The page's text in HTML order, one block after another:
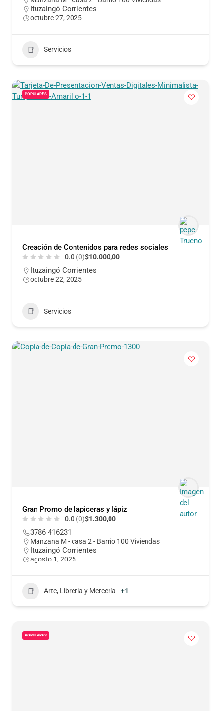
Ituzaingó Corrientes
octubre 27, 2025
Servicios
POPULARES
Creación de Contenidos para redes sociales
0.0 (0)$10.000,00
Ituzaingó Corrientes
octubre 22, 2025
Servicios
Gran Promo de lapiceras y lápiz
0.0 (0)$1.300,00
3786 416231
Manzana M - casa 2 - Barrio 100 Viviendas
Ituzaingó Corrientes
agosto 1, 2025
Arte, Libreria y Mercería +1
POPULARES